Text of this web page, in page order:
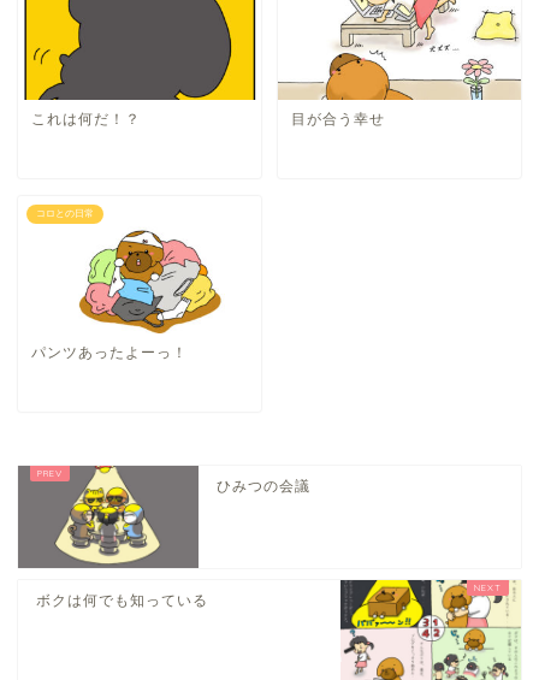
これは何だ！？ 目が合う幸せ
コロとの日常
パンツあったよーっ！
ひみつの会議
ボクは何でも知っている